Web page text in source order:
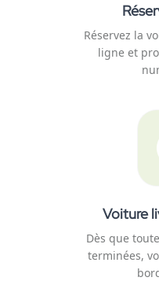
Réservez la
ligne et
Voiture
Dès que
terminées,